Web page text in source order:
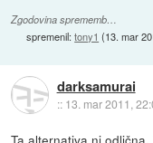
Zgodovina sprememb…
spremenil:tony1 (13. mar
darksamurai
:: 13. mar 2011,